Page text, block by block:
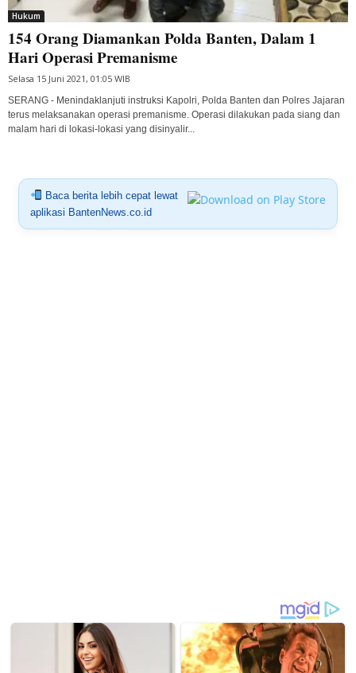
Hukum
154 Orang Diamankan Polda Banten, Dalam 1
Hari Operasi Premanisme
Selasa 15 Juni 2021, 01:05 WIB
SERANG - Menindaklanjuti instruksi Kapolri, Polda Banten dan Polres Jajaran
terus melaksanakan operasi premanisme. Operasi dilakukan pada siang dan
malam hari di lokasi-lokasi yang disinyalir...
Baca berita lebih cepat lewat
aplikasi BantenNews.co.id